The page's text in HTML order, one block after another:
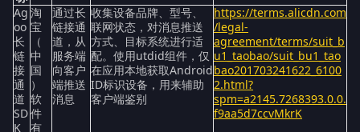
Ag
oo
长
链
接
通
道
SD
K
淘
宝
（
中
国
）
软
件
有
通过长
链接通
道，从
服务端
向客户
端推送
消息
收集设备品牌、型号、
联网状态，对消息推送
方式、目标系统进行适
配。使用utdid组件，仅
在应用本地获取Android
ID标识设备，用来辅助
客户端鉴别
https://terms.alicdn.com
/legal-
agreement/terms/suit_b
u1_taobao/suit_bu1_tao
bao201703241622_6100
2.html?
spm=a2145.7268393.0.0.
f9aa5d7ccvMkrK